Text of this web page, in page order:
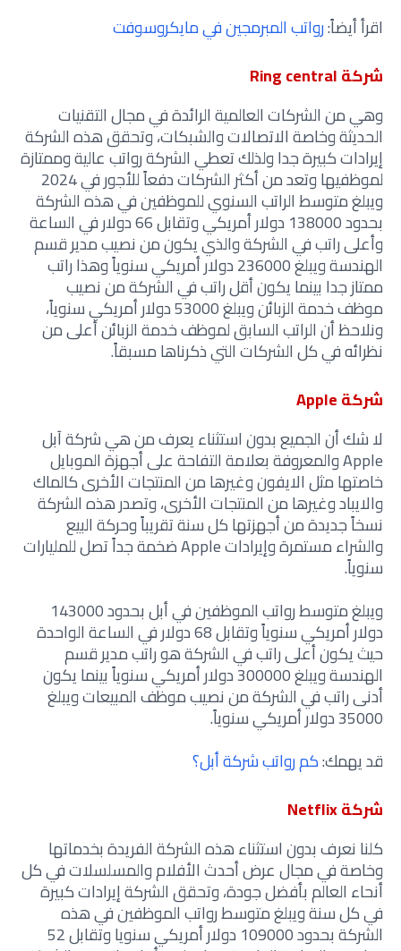
اقرأ أيضاً:رواتب المبرمجين في مايكروسوفت
شركة Ring central
وهي من الشركات العالمية الرائدة في مجال التقنيات
الحديثة وخاصة الاتصالات والشبكات، وتحقق هذه الشركة
إيرادات كبيرة جدا ولذلك تعطي الشركة رواتب عالية وممتازة
لموظفيها وتعد من أكثر الشركات دفعاً للأجور في 2024
ويبلغ متوسط الراتب السنوي للموظفين في هذه الشركة
بحدود 138000 دولار أمريكي وتقابل 66 دولار في الساعة
وأعلى راتب في الشركة والذي يكون من نصيب مدير قسم
الهندسة ويبلغ 236000 دولار أمريكي سنوياً وهذا راتب
ممتاز جدا بينما يكون أقل راتب في الشركة من نصيب
موظف خدمة الزبائن ويبلغ 53000 دولار أمريكي سنوياً،
ونلاحظ أن الراتب السابق لموظف خدمة الزبائن أعلى من
نظرائه في كل الشركات التي ذكرناها مسبقاً.
شركة Apple
لا شك أن الجميع بدون استثناء يعرف من هي شركة آبل
Apple والمعروفة بعلامة التفاحة على أجهزة الموبايل
خاصتها مثل الايفون وغيرها من المنتجات الأخرى كالماك
والايباد وغيرها من المنتجات الأخرى، وتصدر هذه الشركة
نسخاً جديدة من أجهزتها كل سنة تقريباً وحركة البيع
والشراء مستمرة وإيرادات Apple ضخمة جداً تصل للمليارات
سنوياً.
ويبلغ متوسط رواتب الموظفين في أبل بحدود 143000
دولار أمريكي سنوياً وتقابل 68 دولار في الساعة الواحدة
حيث يكون أعلى راتب في الشركة هو راتب مدير قسم
الهندسة ويبلغ 300000 دولار أمريكي سنوياً بينما يكون
أدنى راتب في الشركة من نصيب موظف المبيعات ويبلغ
35000 دولار أمريكي سنوياً.
قد يهمك:كم رواتب شركة أبل؟
شركة Netflix
كلنا نعرف بدون استثناء هذه الشركة الفريدة بخدماتها
وخاصة في مجال عرض أحدث الأفلام والمسلسلات في كل
أنحاء العالم بأفضل جودة، وتحقق الشركة إيرادات كبيرة
في كل سنة ويبلغ متوسط رواتب الموظفين في هذه
الشركة بحدود 109000 دولار أمريكي سنويا وتقابل 52